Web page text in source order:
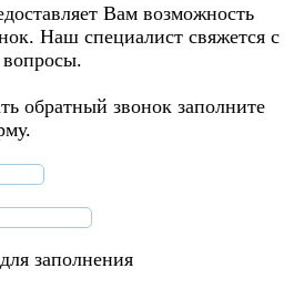
Вам возможность
Наш специалист свяжется с
обратный звонок заполните
заполнения